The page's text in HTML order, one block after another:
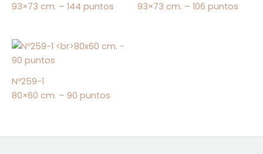
93×73 cm. – 144 puntos
93×73 cm. – 106 puntos
Nº259-1
80×60 cm. – 90 puntos